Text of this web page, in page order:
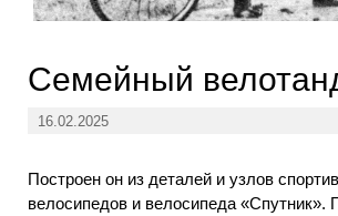
Семейный
16.02.2025
Построен он из деталей и узлов
велосипедов и велосипеда «Спутник».